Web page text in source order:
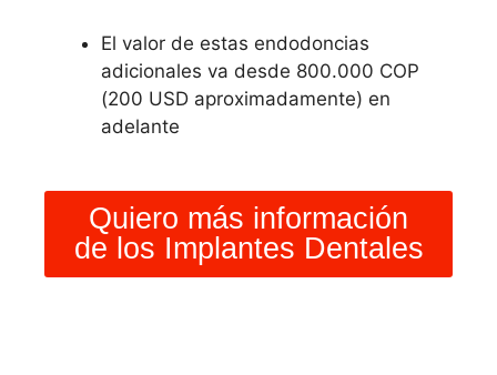
El valor de estas endodoncias
adicionales va desde 800.000 COP
(200 USD aproximadamente) en
adelante
Quiero más información
de los Implantes Dentales